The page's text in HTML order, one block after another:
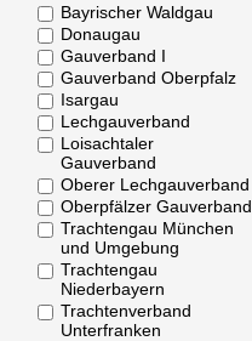
Bayrischer Waldgau
Donaugau
Gauverband I
Gauverband Oberpfalz
Isargau
Lechgauverband
Loisachtaler
Gauverband
Oberer Lechgauverband
Oberpfälzer Gauverband
Trachtengau München
und Umgebung
Trachtengau
Niederbayern
Trachtenverband
Unterfranken